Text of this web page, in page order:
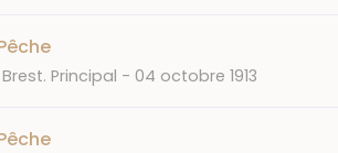
Principal DATE
04 octobre 1913